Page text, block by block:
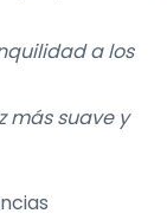
a los
más suave y